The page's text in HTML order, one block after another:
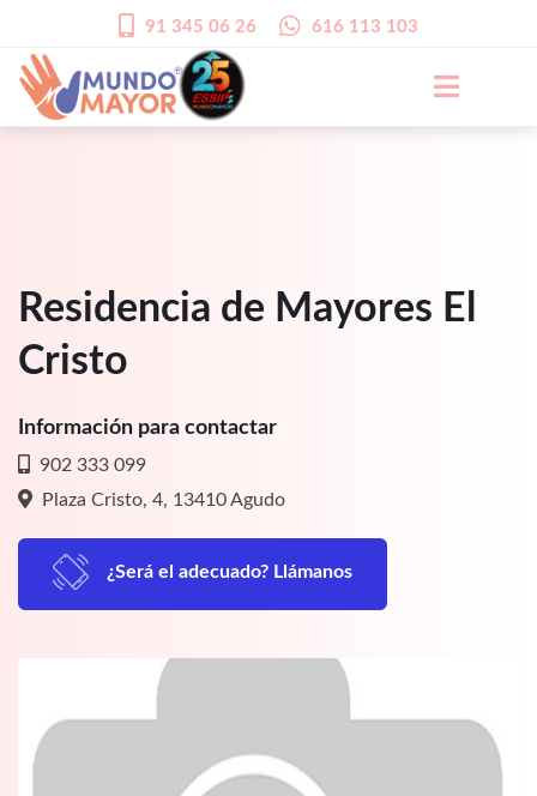
91 345 06 26 616 113 103
Residencia de Mayores El
Cristo
Información para contactar
902 333 099
Plaza Cristo, 4, 13410 Agudo
¿Será el adecuado? Llámanos